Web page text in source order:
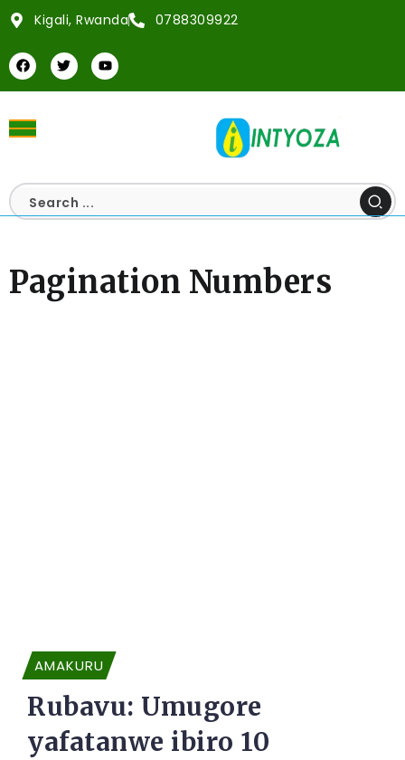
Kigali, Rwanda 0788309922
Pagination Numbers
AMAKURU
Rubavu: Umugore
yafatanwe ibiro 10